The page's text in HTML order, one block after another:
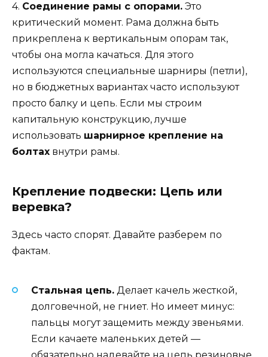
4. Соединение рамы с опорами. Это
критический момент. Рама должна быть
прикреплена к вертикальным опорам так,
чтобы она могла качаться. Для этого
используются специальные шарниры (петли),
но в бюджетных вариантах часто используют
просто балку и цепь. Если мы строим
капитальную конструкцию, лучше
использовать шарнирное крепление на
болтах внутри рамы.
Крепление подвески: Цепь или
веревка?
Здесь часто спорят. Давайте разберем по
фактам.
Стальная цепь. Делает качель жесткой,
долговечной, не гниет. Но имеет минус:
пальцы могут защемить между звеньями.
Если качаете маленьких детей —